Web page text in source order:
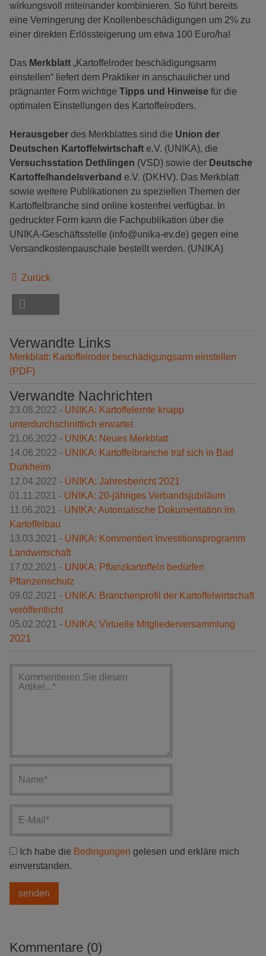
wirkungsvoll miteinander kombinieren. So führt bereits
eine Verringerung der Knollenbeschädigungen um 2% zu
einer direkten Erlössteigerung um etwa 100 Euro/ha!
Das Merkblatt „Kartoffelroder beschädigungsarm
einstellen“ liefert dem Praktiker in anschaulicher und
prägnanter Form wichtige Tipps und Hinweise für die
optimalen Einstellungen des Kartoffelroders.
Herausgeber des Merkblattes sind die Union der
Deutschen Kartoffelwirtschaft e.V. (UNIKA), die
Versuchsstation Dethlingen (VSD) sowie der Deutsche
Kartoffelhandelsverband e.V. (DKHV). Das Merkblatt
sowie weitere Publikationen zu speziellen Themen der
Kartoffelbranche sind online kostenfrei verfügbar. In
gedruckter Form kann die Fachpublikation über die
UNIKA-Geschäftsstelle (info@unika-ev.de) gegen eine
Versandkostenpauschale bestellt werden. (UNIKA)
Zurück
Verwandte Links
Merkblatt: Kartoffelroder beschädigungsarm einstellen
(PDF)
Verwandte Nachrichten
23.08.2022 - UNIKA: Kartoffelernte knapp
unterdurchschnittlich erwartet
21.06.2022 - UNIKA: Neues Merkblatt
14.06.2022 - UNIKA: Kartoffelbranche traf sich in Bad
Dürkheim
12.04.2022 - UNIKA: Jahresbericht 2021
01.11.2021 - UNIKA: 20-jähriges Verbandsjubiläum
11.06.2021 - UNIKA: Automatische Dokumentation im
Kartoffelbau
13.03.2021 - UNIKA: Kommentiert Investitionsprogramm
Landwirtschaft
17.02.2021 - UNIKA: Pflanzkartoffeln bedürfen
Pflanzenschutz
09.02.2021 - UNIKA: Branchenprofil der Kartoffelwirtschaft
veröffentlicht
05.02.2021 - UNIKA: Virtuelle Mitgliederversammlung
2021
Ich habe die Bedingungen gelesen und erkläre mich
einverstanden.
Kommentare (0)